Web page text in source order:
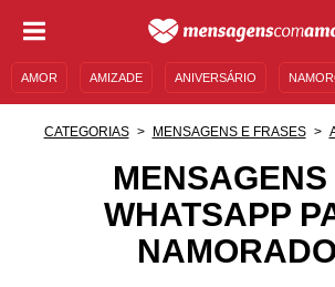
AMOR AMIZADE ANIVERSÁRIO
MENSAGENS E FRASES MENSAGENS DE
FAMOSOS BÍBLIA
CATEGORIAS MENSAGENS E FRASES
MENSAGENS
WHATSAPP